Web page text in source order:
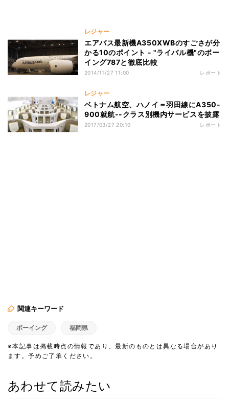
レジャー
エアバス最新機A350XWBのすごさが分
かる10のポイント - "ライバル機"のボー
イング787と徹底比較
2014/11/27 11:00 レポート
レジャー
ベトナム航空、ハノイ＝羽田線にA350-
900就航--クラス別機内サービスを披露
2017/03/27 20:10 レポート
関連キーワード
ボーイング 福岡県
※本記事は掲載時点の情報であり、最新のものとは異なる場合があり
ます。予めご了承ください。
あわせて読みたい